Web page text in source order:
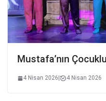
Mustafa’nın
4 Nisan 2026 4 Nisan 2026